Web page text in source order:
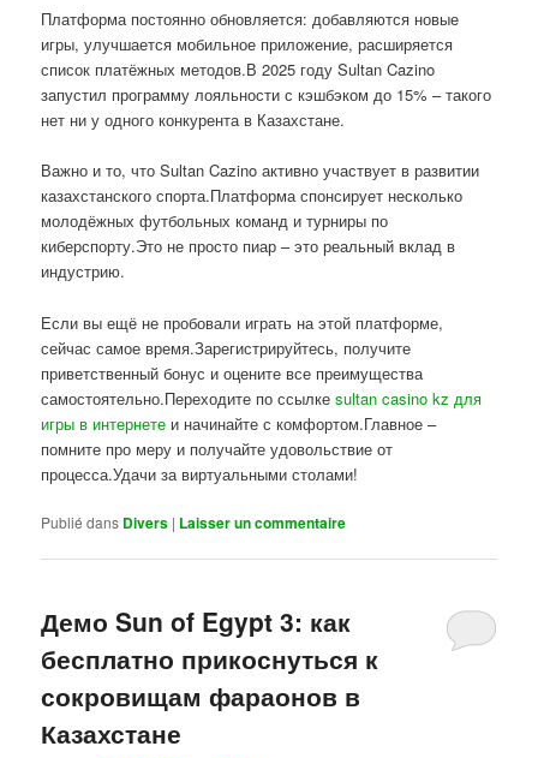
Платформа постоянно обновляется: добавляются новые
игры, улучшается мобильное приложение, расширяется
список платёжных методов.В 2025 году Sultan Cazino
запустил программу лояльности с кэшбэком до 15% – такого
нет ни у одного конкурента в Казахстане.
Важно и то, что Sultan Cazino активно участвует в развитии
казахстанского спорта.Платформа спонсирует несколько
молодёжных футбольных команд и турниры по
киберспорту.Это не просто пиар – это реальный вклад в
индустрию.
Если вы ещё не пробовали играть на этой платформе,
сейчас самое время.Зарегистрируйтесь, получите
приветственный бонус и оцените все преимущества
самостоятельно.Переходите по ссылкеsultan casino kz для
игры в интернете и начинайте с комфортом.Главное –
помните про меру и получайте удовольствие от
процесса.Удачи за виртуальными столами!
Publié dans Divers | Laisser un commentaire
Демо Sun of Egypt 3: как
бесплатно прикоснуться к
сокровищам фараонов в
Казахстане